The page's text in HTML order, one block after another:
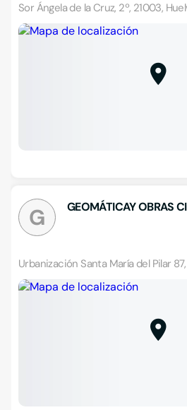
Sor Ángela de la Cruz, 2º, 21003,
G GEOMÁTICAY OBRAS
Urbanización Santa María del Pilar